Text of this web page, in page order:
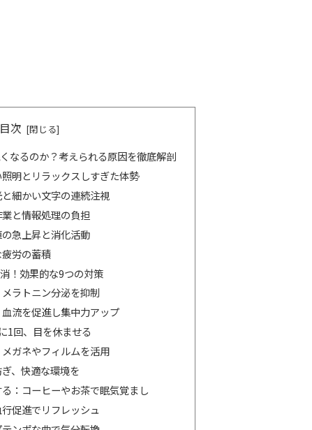
目次
なるのか？考えられる原因を徹底解剖
明とリラックスしすぎた体勢
細かい文字の連続注視
と情報処理の負担
急上昇と消化活動
労の蓄積
！効果的な9つの対策
ラトニン分泌を抑制
流を促進し集中力アップ
1回、目を休ませる
ガネやフィルムを活用
、快適な環境を
：コーヒーやお茶で眠気覚まし
促進でリフレッシュ